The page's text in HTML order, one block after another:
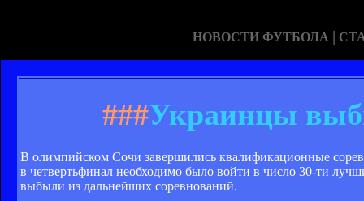
НОВОСТИ ФУТБОЛА |
###Украинцы
В олимпийском Сочи завершились квалификационные
в четвертьфинал необходимо было войти в число 30-ти
выбыли из дальнейших соревнований.